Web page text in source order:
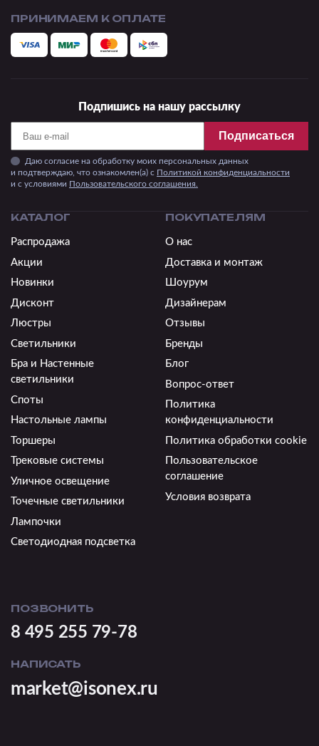
Подпишись на нашу рассылку
Подписаться
Даю согласие на обработку моих персональных данных
и подтверждаю, что ознакомлен(а) с Политикой конфиденциальности
и c условиями Пользовательского соглашения.
ПРИНИМАЕМ К ОПЛАТЕ
КАТАЛОГ
Распродажа
Акции
Новинки
Дисконт
Люстры
Светильники
Бра и Настенные
светильники
Споты
Настольные лампы
Торшеры
Трековые системы
Уличное освещение
Точечные светильники
Лампочки
Светодиодная подсветка
ПОКУПАТЕЛЯМ
О нас
Доставка и монтаж
Шоурум
Дизайнерам
Отзывы
Бренды
Блог
Вопрос-ответ
Политика
конфиденциальности
Политика обработки cookie
Пользовательское
соглашение
Условия возврата
ПОЗВОНИТЬ
8 495 255 79-78
НАПИСАТЬ
market@isonex.ru